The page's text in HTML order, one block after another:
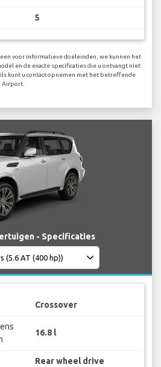
5
voor informatieve doeleinden, we kunnen het
en de exacte specificaties die u ontvangt niet
kunt u contact opnemen met het betreffende
Airport.
- Specificaties
Crossover
16.8 l
Rear wheel drive